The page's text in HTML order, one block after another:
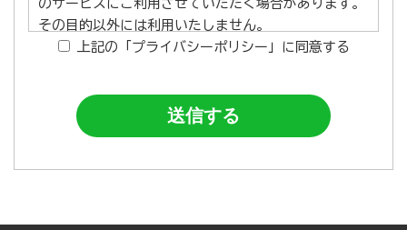
のサービスにご利用させていただく場合があります。
その目的以外には利用いたしません。
そして、ご提供いただいた個人情報を取り扱うにあた
上記の「プライバシーポリシー」に同意する